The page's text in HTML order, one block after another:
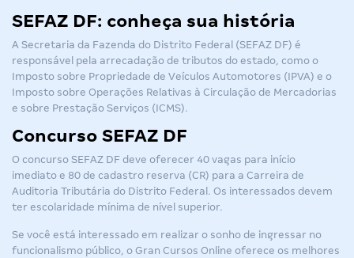
SEFAZ DF: conheça sua história
A Secretaria da Fazenda do Distrito Federal (SEFAZ DF) é
responsável pela arrecadação de tributos do estado, como o
Imposto sobre Propriedade de Veículos Automotores (IPVA) e o
Imposto sobre Operações Relativas à Circulação de Mercadorias
e sobre Prestação Serviços (ICMS).
Concurso SEFAZ DF
O concurso SEFAZ DF deve oferecer 40 vagas para início
imediato e 80 de cadastro reserva (CR) para a Carreira de
Auditoria Tributária do Distrito Federal. Os interessados devem
ter escolaridade mínima de nível superior.
Se você está interessado em realizar o sonho de ingressar no
funcionalismo público, o Gran Cursos Online oferece os melhores